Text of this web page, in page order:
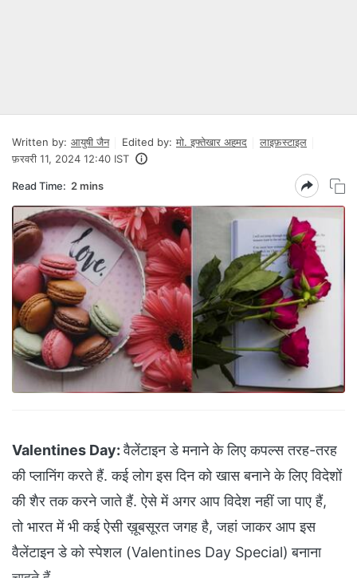
Written by: आयुषी जैन Edited by: मो. इफ्तेखार अहमद
लाइफ़स्टाइल
फ़रवरी 11, 2024 12:40 IST
Read Time: 2 mins
Valentines Day:वैलेंटाइन डे मनाने के लिए कपल्स तरह-तरह
की प्लानिंग करते हैं. कई लोग इस दिन को खास बनाने के लिए विदेशों
की शैर तक करने जाते हैं. ऐसे में अगर आप विदेश नहीं जा पाए हैं,
तो भारत में भी कई ऐसी ख़ूबसूरत जगह है, जहां जाकर आप इस
वैलेंटाइन डे को स्पेशल (Valentines Day Special) बनाना